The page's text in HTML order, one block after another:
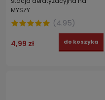
MYSZY
(4.95)
4,99 zł do koszyka